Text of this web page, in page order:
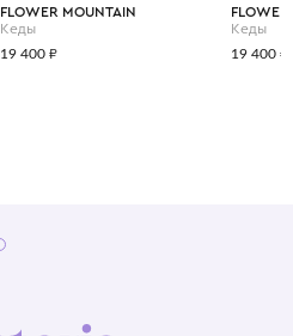
FLOWER MOUNTAIN
Кеды
19 400 ₽
Кеды
19 400 ₽